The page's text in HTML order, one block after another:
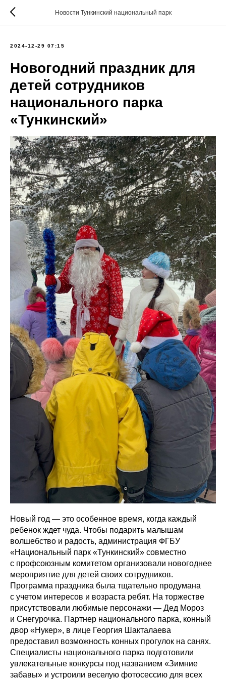
Новости Тункинский национальный парк
2024-12-29 07:15
Новогодний праздник для
детей сотрудников
национального парка
«Тункинский»
Новый год — это особенное время, когда каждый
ребенок ждет чуда. Чтобы подарить малышам
волшебство и радость, администрация ФГБУ
«Национальный парк «Тункинский» совместно
с профсоюзным комитетом организовали новогоднее
мероприятие для детей своих сотрудников.
Программа праздника была тщательно продумана
с учетом интересов и возраста ребят. На торжестве
присутствовали любимые персонажи — Дед Мороз
и Снегурочка. Партнер национального парка, конный
двор «Нукер», в лице Георгия Шакталаева
предоставил возможность конных прогулок на санях.
Специалисты национального парка подготовили
увлекательные конкурсы под названием «Зимние
забавы» и устроили веселую фотосессию для всех